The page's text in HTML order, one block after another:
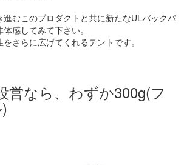
進むこのプロダクトと共に新たなULバックパ
感してみて下さい。
さらに広げてくれるテントです。
営なら、わずか300g(フ